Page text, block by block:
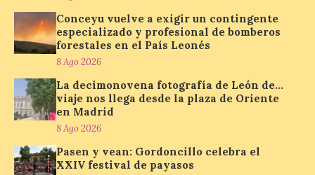
9 Ago 2026
Iberia Marimba es un es
un encuentro
celebra en el mes de
agosto en la localidad
gallega de Merza, dedicado a la marimba y
la música de cámara. La Plaza del
Ayuntamiento de Ponferrada acogerá
este domingo, […]
Conceyu vuelve a exigir un contingente
especializado y profesional de bomberos
forestales en el País Leonés
8 Ago 2026
La decimonovena fotografía de León de…
viaje nos llega desde la plaza de Oriente
en Madrid
8 Ago 2026
Pasen y vean: Gordoncillo celebra el
XXIV festival de payasos